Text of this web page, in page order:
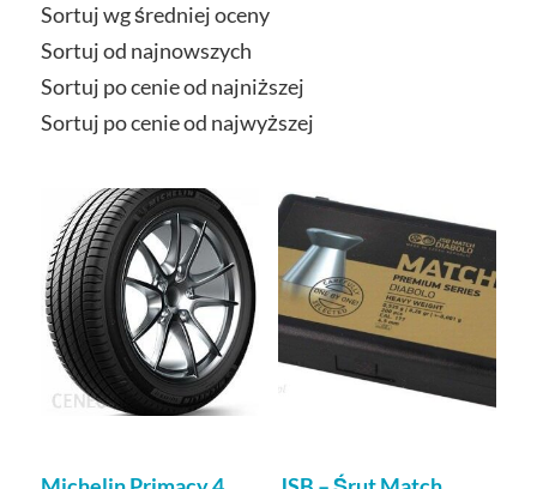
Sortuj wg średniej oceny
Sortuj od najnowszych
Sortuj po cenie od najniższej
Sortuj po cenie od najwyższej